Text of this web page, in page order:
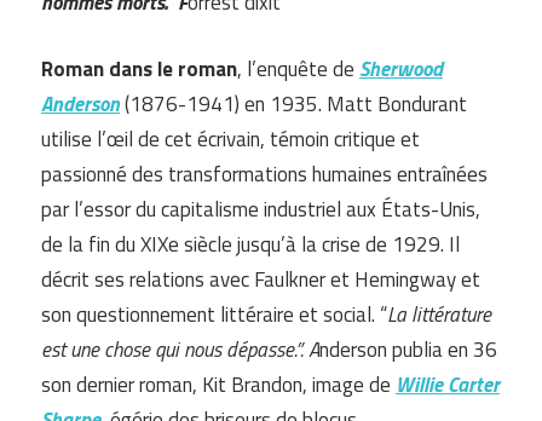
Roman dans le roman, l’enquête de Sherwood
Anderson(1876-1941) en 1935. Matt Bondurant
utilise l’œil de cet écrivain, témoin critique et
passionné des transformations humaines entraînées
par l’essor du capitalisme industriel aux États-Unis,
de la fin du XIXe siècle jusqu’à la crise de 1929. Il
décrit ses relations avec Faulkner et Hemingway et
son questionnement littéraire et social. “La littérature
est une chose qui nous dépasse.”. Anderson publia en 36
son dernier roman, Kit Brandon, image de Willie Carter